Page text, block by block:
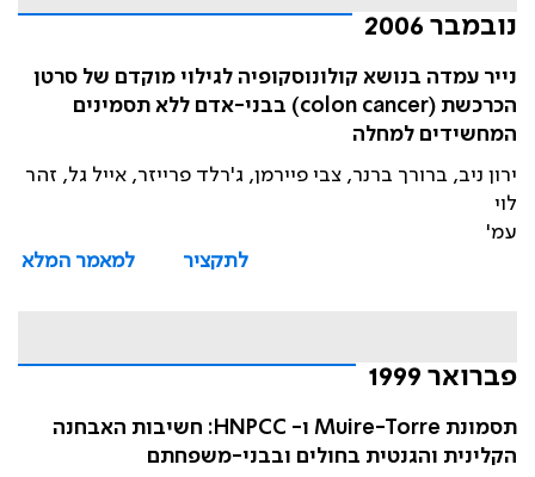
נובמבר 2006
נייר עמדה בנושא קולונוסקופיה לגילוי מוקדם של סרטן
הכרכשת (colon cancer) בבני-אדם ללא תסמינים
המחשידים למחלה
ירון ניב, ברורך ברנר, צבי פיירמן, ג'רלד פרייזר, אייל גל, זהר
לוי
עמ'
לתקציר
למאמר המלא
פברואר 1999
תסמונת Muire-Torre ו- HNPCC: חשיבות האבחנה
הקלינית והגנטית בחולים ובבני-משפחתם